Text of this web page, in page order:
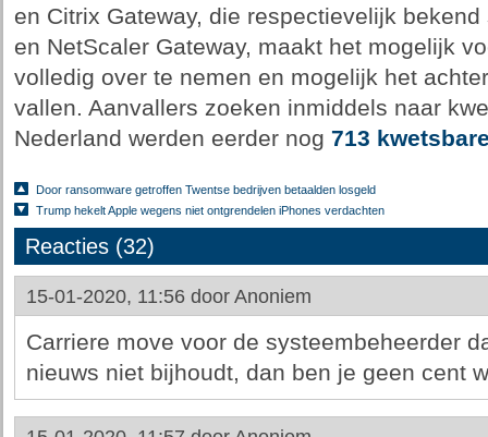
en Citrix Gateway, die respectievelijk
en NetScaler Gateway, maakt het mogelijk
volledig over te nemen en mogelijk het
vallen. Aanvallers zoeken inmiddels naar
Nederland werden eerder nog 713
Door ransomware getroffen Twentse bedrijven betaalden losgeld
Trump hekelt Apple wegens niet ontgrendelen iPhones verdachten
Reacties (32)
15-01-2020, 11:56 door Anoniem
Carriere move voor de systeembeheerder
nieuws niet bijhoudt, dan ben je geen cent